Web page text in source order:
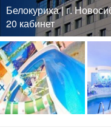
Белокуриха | г.
20 кабинет